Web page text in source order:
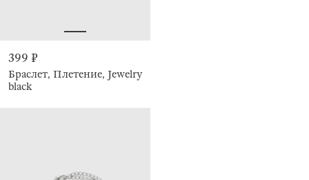
399 ₽
Браслет, Плетение, Jewelry
black